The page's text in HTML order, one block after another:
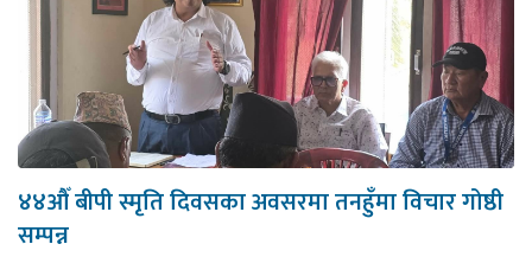
४४औँ बीपी स्मृति दिवसका अवसरमा तनहुँमा विचार गोष्ठी
सम्पन्न